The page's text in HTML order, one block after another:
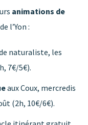
animations de
l’Yon :
naturaliste, les
7€/5€).
aux Coux, mercredis
(2h, 10€/6€).